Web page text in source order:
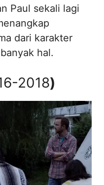
Paul sekali lagi
dari karakter
hal.
2018)